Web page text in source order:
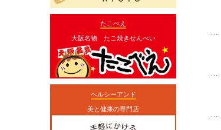
たこべえ
大阪名物 たこ焼きせんべい
ヘルシーアンド
美と健康の専門店